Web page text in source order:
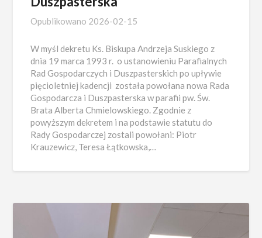
Opublikowano 2026-02-15
W myśl dekretu Ks. Biskupa Andrzeja Suskiego z
dnia 19 marca 1993 r. o ustanowieniu Parafialnych
Rad Gospodarczych i Duszpasterskich po upływie
pięcioletniej kadencji została powołana nowa Rada
Gospodarcza i Duszpasterska w parafii pw. Św.
Brata Alberta Chmielowskiego. Zgodnie z
powyższym dekretem i na podstawie statutu do
Rady Gospodarczej zostali powołani: Piotr
Krauzewicz, Teresa Łątkowska,…